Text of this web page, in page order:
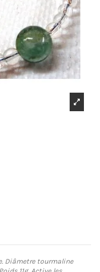
Diâmetre tourmaline